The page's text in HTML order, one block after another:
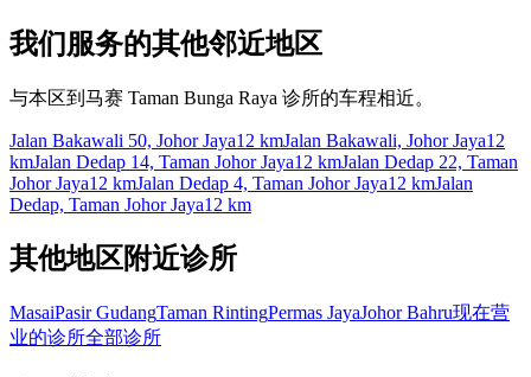
我们服务的其他邻近地区
与本区到马赛 Taman Bunga Raya 诊所的车程相近。
Jalan Bakawali 50, Johor Jaya12 kmJalan Bakawali, Johor Jaya12
kmJalan Dedap 14, Taman Johor Jaya12 kmJalan Dedap 22, Taman
Johor Jaya12 kmJalan Dedap 4, Taman Johor Jaya12 kmJalan
Dedap, Taman Johor Jaya12 km
其他地区附近诊所
MasaiPasir GudangTaman RintingPermas JayaJohor Bahru现在营
业的诊所全部诊所